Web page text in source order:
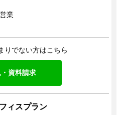
ン）
郵便受け（エントランス）
送
ロッカー
業
りでない方はこちら
資料請求
ィスプラン